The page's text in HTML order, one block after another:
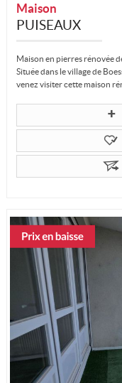
Maison
PUISEAUX
Maison en pierres rénovée
Située dans le village de
venez visiter cette maison